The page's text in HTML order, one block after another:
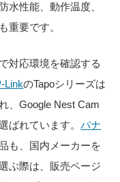
水性能、動作温度、
重要です。
対応環境を確認する
LinkのTapoシリーズは
、Google Nest Cam
ばれています。パナ
も、国内メーカーを
ぶ際は、販売ページ